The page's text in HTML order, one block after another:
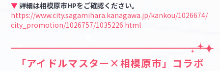
▼詳細は相模原市HPをご確認ください。
https://www.city.sagamihara.kanagawa.jp/kankou/1026674/
city_promotion/1026757/1035226.html
「アイドルマスター×相模原市」コラボ